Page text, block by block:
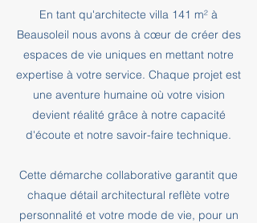
En tant qu'architecte villa 141 m² à
Beausoleil nous avons à cœur de créer des
espaces de vie uniques en mettant notre
expertise à votre service. Chaque projet est
une aventure humaine où votre vision
devient réalité grâce à notre capacité
d'écoute et notre savoir-faire technique.
Cette démarche collaborative garantit que
chaque détail architectural reflète votre
personnalité et votre mode de vie, pour un